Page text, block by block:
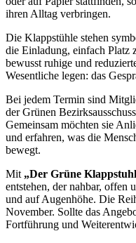
ihren Alltag verbringen.
Die Klappstühle stehen
die Einladung, einfach Platz
bewusst ruhige und
Wesentliche legen: das
Bei jedem Termin sind
der Grünen
Gemeinsam möchten sie
und erfahren, was die
bewegt.
Mit „Der Grüne
entstehen, der nahbar,
und auf Augenhöhe. Die
November. Sollte das
Fortführung und